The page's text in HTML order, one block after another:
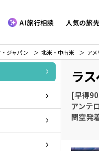
AI旅行相談 人気の旅
ジャパン 北米・中南米 ア
ラ
[早得
アンテ
関空発